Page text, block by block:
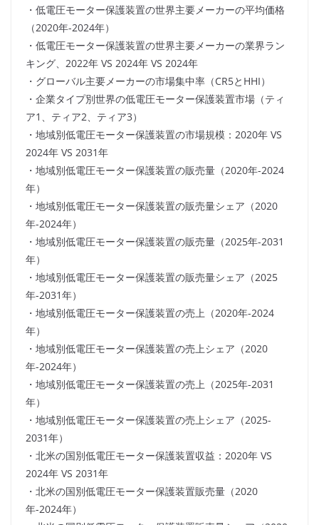
・低電圧モーター保護装置の世界主要メーカーの平均価格
（2020年-2024年）
・低電圧モーター保護装置の世界主要メーカーの業界ラン
キング、2022年 VS 2024年 VS 2024年
・グローバル主要メーカーの市場集中率（CR5とHHI）
・企業タイプ別世界の低電圧モーター保護装置市場（ティ
ア1、ティア2、ティア3）
・地域別低電圧モーター保護装置の市場規模：2020年 VS
2024年 VS 2031年
・地域別低電圧モーター保護装置の販売量（2020年-2024
年）
・地域別低電圧モーター保護装置の販売量シェア（2020
年-2024年）
・地域別低電圧モーター保護装置の販売量（2025年-2031
年）
・地域別低電圧モーター保護装置の販売量シェア（2025
年-2031年）
・地域別低電圧モーター保護装置の売上（2020年-2024
年）
・地域別低電圧モーター保護装置の売上シェア（2020
年-2024年）
・地域別低電圧モーター保護装置の売上（2025年-2031
年）
・地域別低電圧モーター保護装置の売上シェア（2025-
2031年）
・北米の国別低電圧モーター保護装置収益：2020年 VS
2024年 VS 2031年
・北米の国別低電圧モーター保護装置販売量（2020
年-2024年）